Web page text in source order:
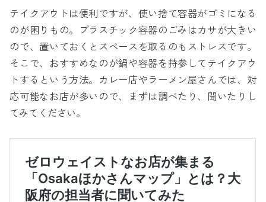
テイクアウトは便利ですが、使い捨て容器がゴミになる
のが困りもの。プラスチック容器のごみはカサが大きい
ので、置いておくとスペースを取るのもストレスです。
そこで、おすすめなのが鍋や容器を持参してテイクアウ
トするという方法。カレー店やラーメン屋さんでは、対
応可能なお店が多いので、まずは調べたり、聞いたりし
てみてください。